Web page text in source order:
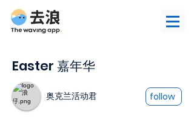
Easter 嘉年华
奥克兰活动君 follow